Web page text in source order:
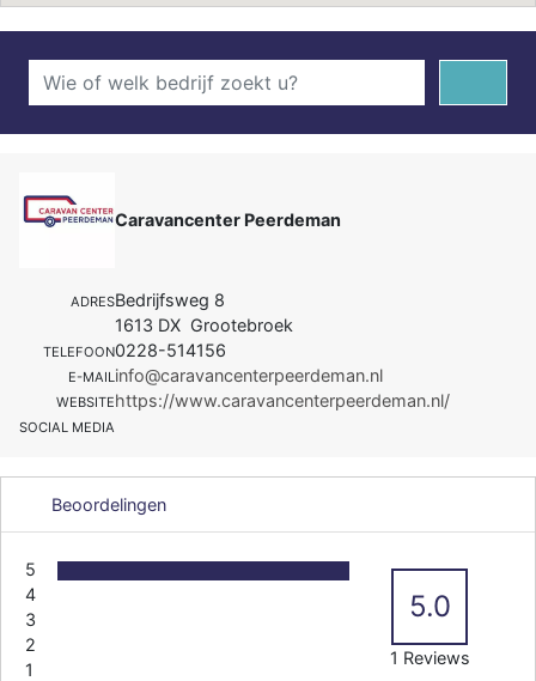
Caravancenter Peerdeman
ADRESBedrijfsweg 8
1613 DX Grootebroek
TELEFOON0228-514156
E-MAIL info@caravancenterpeerdeman.nl
WEBSITEhttps://www.caravancenterpeerdeman.nl/
SOCIAL MEDIA
Beoordelingen
5
4
3
2
1
5.0
1 Reviews